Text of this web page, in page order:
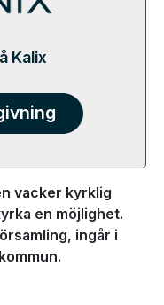
Kalix
vacker kyrklig
en möjlighet.
ingår i